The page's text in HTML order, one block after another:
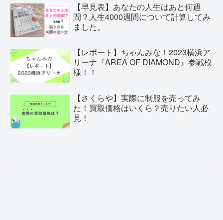
【早見表】あなたの人生はあと何週
間？人生4000週間について計算してみ
ました。
【レポート】ちゃんみな！2023横浜ア
リーナ『AREA OF DIAMOND』参戦模
様！！
【さくらや】実際に制服を売ってみ
た！買取価格はいくら？売りたい人必
見！